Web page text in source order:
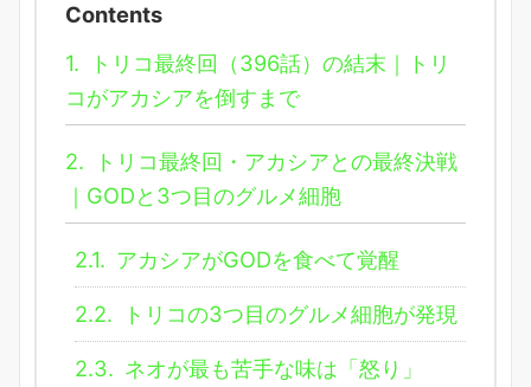
Contents
1.
トリコ最終回（396話）の結末｜トリ
コがアカシアを倒すまで
2.
トリコ最終回・アカシアとの最終決戦
｜GODと3つ目のグルメ細胞
2.1. アカシアがGODを食べて覚醒
2.2. トリコの3つ目のグルメ細胞が発現
2.3. ネオが最も苦手な味は「怒り」